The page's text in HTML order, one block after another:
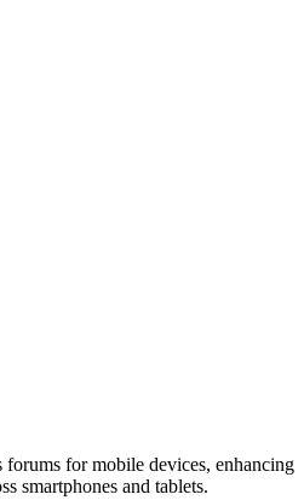
for mobile devices, enhancing
smartphones and tablets.